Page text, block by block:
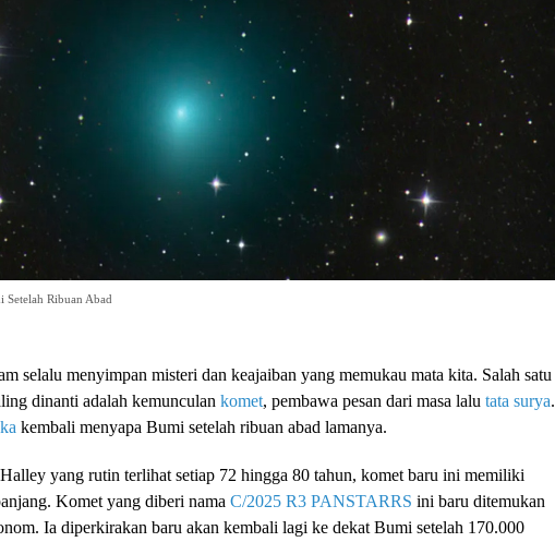
Ribuan Abad
selalu menyimpan misteri dan keajaiban yang memukau mata kita. Salah satu
dinanti adalah kemunculan komet, pembawa pesan dari masa lalu tata surya.
kembali menyapa Bumi setelah ribuan abad lamanya.
yang rutin terlihat setiap 72 hingga 80 tahun, komet baru ini memiliki
Komet yang diberi nama C/2025 R3 PANSTARRS ini baru ditemukan
Ia diperkirakan baru akan kembali lagi ke dekat Bumi setelah 170.000